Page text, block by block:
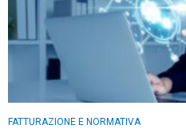
FATTURAZIONE E NORMATIVA